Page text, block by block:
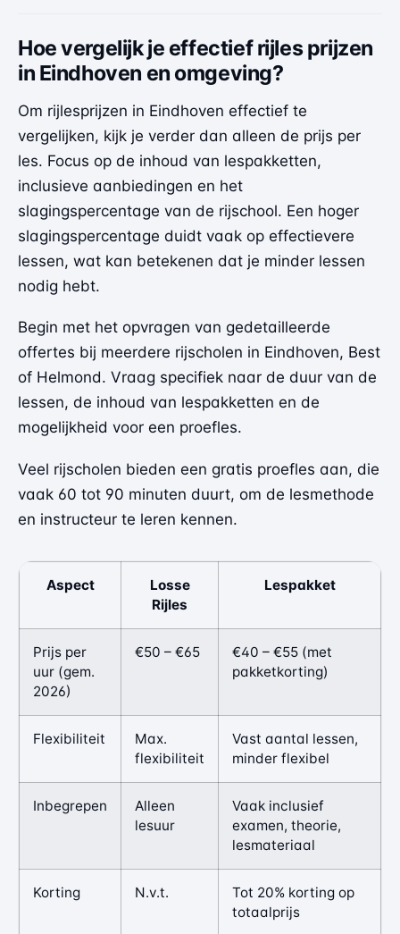
Hoe vergelijk je effectief rijles prijzen
in Eindhoven en omgeving?
Om rijlesprijzen in Eindhoven effectief te
vergelijken, kijk je verder dan alleen de prijs per
les. Focus op de inhoud van lespakketten,
inclusieve aanbiedingen en het
slagingspercentage van de rijschool. Een hoger
slagingspercentage duidt vaak op effectievere
lessen, wat kan betekenen dat je minder lessen
nodig hebt.
Begin met het opvragen van gedetailleerde
offertes bij meerdere rijscholen in Eindhoven, Best
of Helmond. Vraag specifiek naar de duur van de
lessen, de inhoud van lespakketten en de
mogelijkheid voor een proefles.
Veel rijscholen bieden een gratis proefles aan, die
vaak 60 tot 90 minuten duurt, om de lesmethode
en instructeur te leren kennen.
Aspect
Losse
Rijles
Lespakket
Prijs per
uur (gem.
2026)
€50 – €65
€40 – €55 (met
pakketkorting)
Flexibiliteit
Max.
flexibiliteit
Vast aantal lessen,
minder flexibel
Inbegrepen
Alleen
lesuur
Vaak inclusief
examen, theorie,
lesmateriaal
Korting N.v.t.
Tot 20% korting op
totaalprijs